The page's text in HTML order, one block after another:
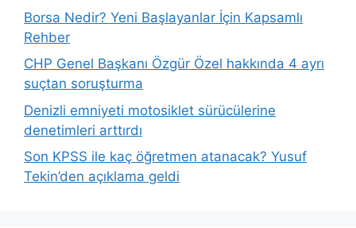
Borsa Nedir? Yeni Başlayanlar İçin Kapsamlı
Rehber
CHP Genel Başkanı Özgür Özel hakkında 4 ayrı
suçtan soruşturma
Denizli emniyeti motosiklet sürücülerine
denetimleri arttırdı
Son KPSS ile kaç öğretmen atanacak? Yusuf
Tekin’den açıklama geldi